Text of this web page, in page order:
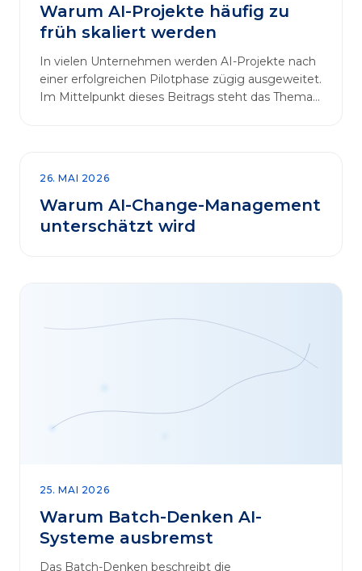
Warum AI-Projekte häufig zu
früh skaliert werden
In vielen Unternehmen werden AI-Projekte nach
einer erfolgreichen Pilotphase zügig ausgeweitet.
Im Mittelpunkt dieses Beitrags steht das Thema
26. MAI 2026
Warum AI-Change-Management
unterschätzt wird
25. MAI 2026
Warum Batch-Denken AI-
Systeme ausbremst
Das Batch-Denken beschreibt die